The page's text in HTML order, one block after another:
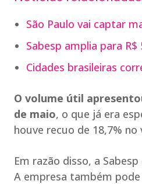
São Paulo vai captar
Sabesp amplia para
Cidades brasileiras
O volume útil
de maio, o que já era
houve recuo de 18,7%
Em razão disso, a
A empresa também